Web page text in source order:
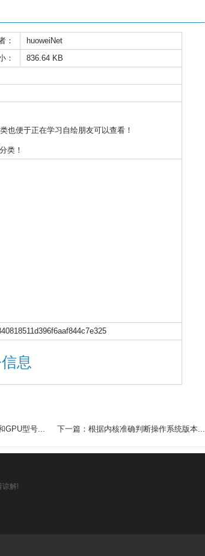
：
huoweiNet
：
836.64 KB
也便于正在学习自绘朋友可以查看！
类！
息
GPU型号... 下一篇：根据内核准确判断操作系统版本...
谅解!